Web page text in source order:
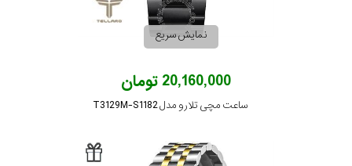
نمایش سریع
20,160,000 تومان
ساعت مچی تلارو مدل T3129M-S1182